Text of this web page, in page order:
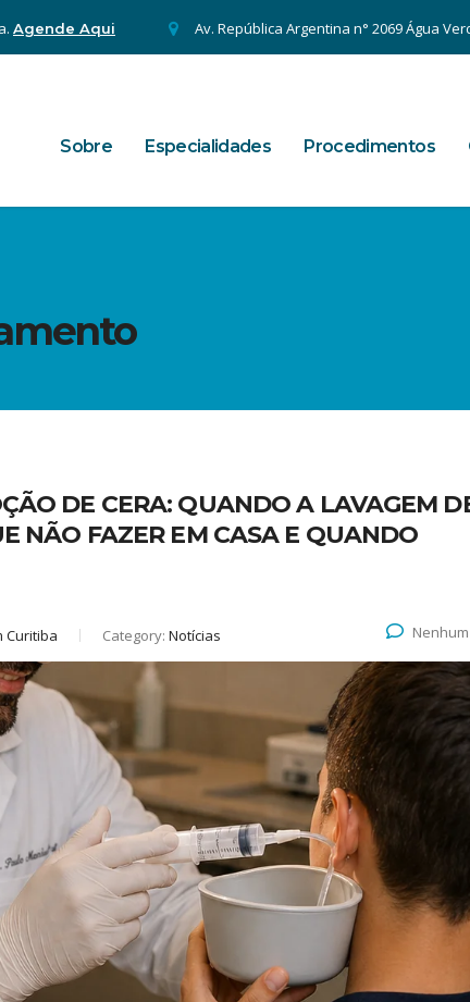
Agende Aqui Av. República Argentina n° 2069 Água
Sobre Especialidades Procedimentos
DE CERA: QUANDO A LAVAGEM
NÃO FAZER EM CASA E QUANDO
Curitiba Category: Notícias